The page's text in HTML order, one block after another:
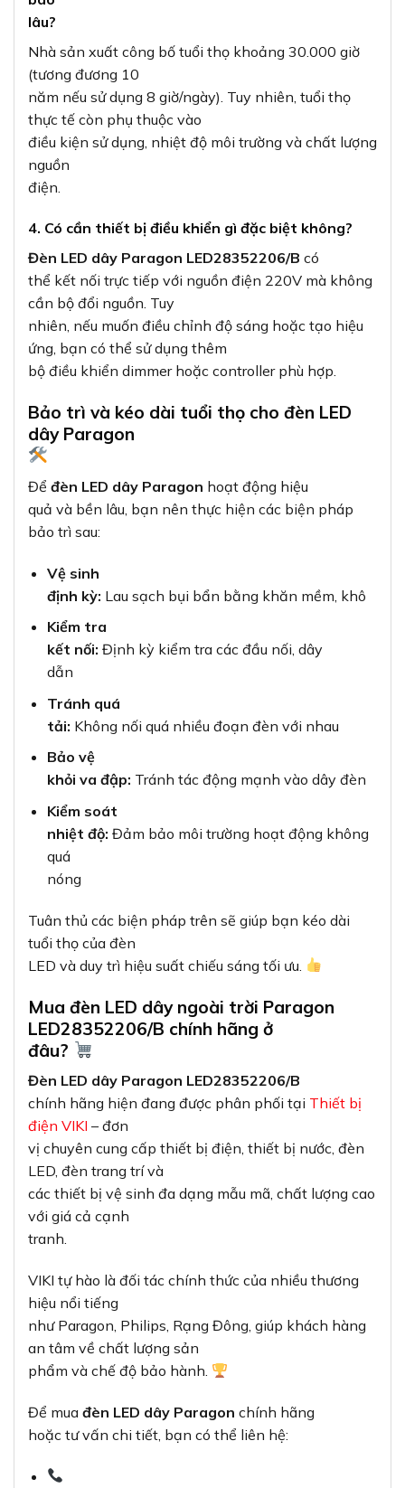
lâu?
Nhà sản xuất công bố tuổi thọ khoảng 30.000 giờ
(tương đương 10
năm nếu sử dụng 8 giờ/ngày). Tuy nhiên, tuổi thọ
thực tế còn phụ thuộc vào
điều kiện sử dụng, nhiệt độ môi trường và chất lượng
nguồn
điện.
4. Có cần thiết bị điều khiển gì đặc biệt không?
Đèn LED dây Paragon LED28352206/B có
thể kết nối trực tiếp với nguồn điện 220V mà không
cần bộ đổi nguồn. Tuy
nhiên, nếu muốn điều chỉnh độ sáng hoặc tạo hiệu
ứng, bạn có thể sử dụng thêm
bộ điều khiển dimmer hoặc controller phù hợp.
Bảo trì và kéo dài tuổi thọ cho đèn LED
dây Paragon
Để đèn LED dây Paragon hoạt động hiệu
quả và bền lâu, bạn nên thực hiện các biện pháp
bảo trì sau:
Vệ sinh
định kỳ: Lau sạch bụi bẩn bằng khăn mềm, khô
Kiểm tra
kết nối: Định kỳ kiểm tra các đầu nối, dây
dẫn
Tránh quá
tải: Không nối quá nhiều đoạn đèn với nhau
Bảo vệ
khỏi va đập: Tránh tác động mạnh vào dây đèn
Kiểm soát
nhiệt độ: Đảm bảo môi trường hoạt động không
quá
nóng
Tuân thủ các biện pháp trên sẽ giúp bạn kéo dài
tuổi thọ của đèn
LED và duy trì hiệu suất chiếu sáng tối ưu.
Mua đèn LED dây ngoài trời Paragon
LED28352206/B chính hãng ở
đâu?
Đèn LED dây Paragon LED28352206/B
chính hãng hiện đang được phân phối tại Thiết bị
điện VIKI – đơn
vị chuyên cung cấp thiết bị điện, thiết bị nước, đèn
LED, đèn trang trí và
các thiết bị vệ sinh đa dạng mẫu mã, chất lượng cao
với giá cả cạnh
tranh.
VIKI tự hào là đối tác chính thức của nhiều thương
hiệu nổi tiếng
như Paragon, Philips, Rạng Đông, giúp khách hàng
an tâm về chất lượng sản
phẩm và chế độ bảo hành.
Để mua đèn LED dây Paragon chính hãng
hoặc tư vấn chi tiết, bạn có thể liên hệ: